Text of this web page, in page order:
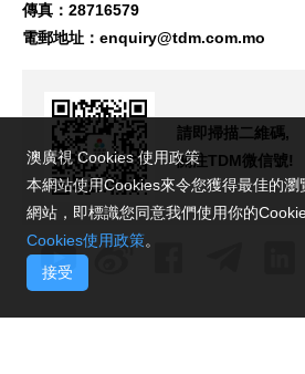
傳真：28716579
電郵地址： enquiry@tdm.com.mo
請即掃描二維碼,
關注TDM微信號!
澳廣視 Cookies 使用政策
本網站使用Cookies來令您獲得最佳的
網站，即標識您同意我們使用你的
Cookies使用政策。
接受